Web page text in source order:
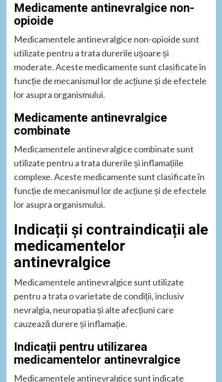
Medicamente antinevralgice non-
opioide
Medicamentele antinevralgice non-opioide sunt
utilizate pentru a trata durerile ușoare și
moderate. Aceste medicamente sunt clasificate în
funcție de mecanismul lor de acțiune și de efectele
lor asupra organismului.
Medicamente antinevralgice
combinate
Medicamentele antinevralgice combinate sunt
utilizate pentru a trata durerile și inflamațiile
complexe. Aceste medicamente sunt clasificate în
funcție de mecanismul lor de acțiune și de efectele
lor asupra organismului.
Indicații și contraindicații ale
medicamentelor
antinevralgice
Medicamentele antinevralgice sunt utilizate
pentru a trata o varietate de condiții, inclusiv
nevralgia, neuropatia și alte afecțiuni care
cauzează durere și inflamație.
Indicații pentru utilizarea
medicamentelor antinevralgice
Medicamentele antinevralgice sunt indicate